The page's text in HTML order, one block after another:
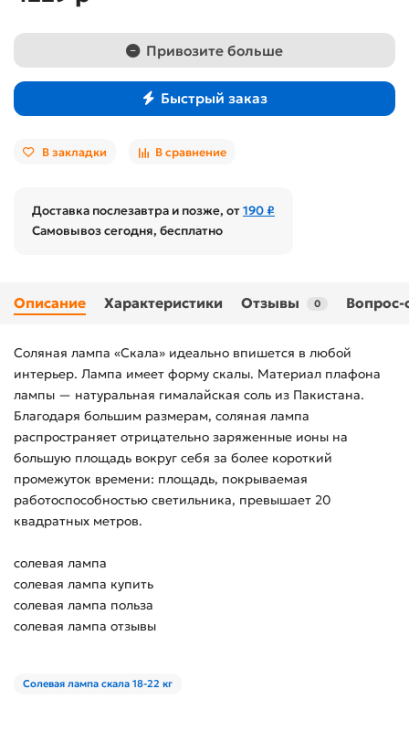
Привозите больше
Быстрый заказ
В закладки В сравнение
Доставка послезавтра и позже, от190 ₽
Самовывоз сегодня, бесплатно
Описание Характеристики Отзывы 0 Вопрос-
Соляная лампа «Скала» идеально впишется в любой
интерьер. Лампа имеет форму скалы. Материал плафона
лампы — натуральная гималайская соль из Пакистана.
Благодаря большим размерам, соляная лампа
распространяет отрицательно заряженные ионы на
большую площадь вокруг себя за более короткий
промежуток времени: площадь, покрываемая
работоспособностью светильника, превышает 20
квадратных метров.
солевая лампа
солевая лампа купить
солевая лампа польза
солевая лампа отзывы
Солевая лампа скала 18-22 кг